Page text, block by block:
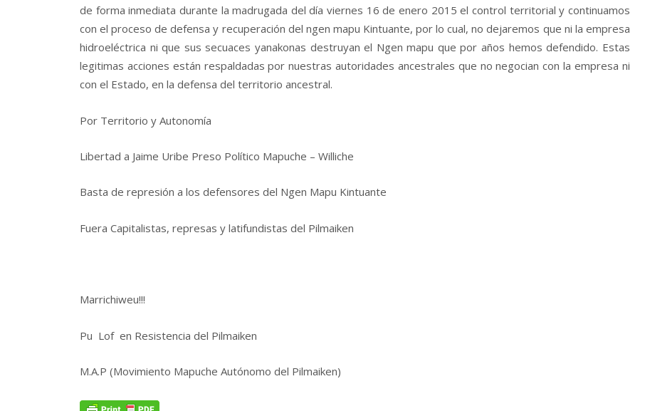
de forma inmediata durante la madrugada del día viernes 16 de enero 2015 el control territorial y continuamos
con el proceso de defensa y recuperación del ngen mapu Kintuante, por lo cual, no dejaremos que ni la empresa
hidroeléctrica ni que sus secuaces yanakonas destruyan el Ngen mapu que por años hemos defendido. Estas
legitimas acciones están respaldadas por nuestras autoridades ancestrales que no negocian con la empresa ni
con el Estado, en la defensa del territorio ancestral.
Por Territorio y Autonomía
Libertad a Jaime Uribe Preso Político Mapuche – Williche
Basta de represión a los defensores del Ngen Mapu Kintuante
Fuera Capitalistas, represas y latifundistas del Pilmaiken
Marrichiweu!!!
Pu Lof en Resistencia del Pilmaiken
M.A.P (Movimiento Mapuche Autónomo del Pilmaiken)